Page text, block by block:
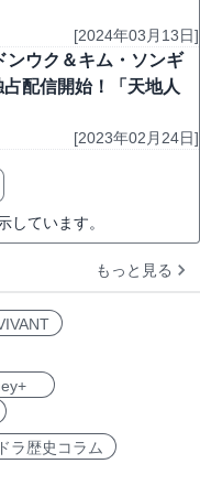
[2024年03月13日]
ンウク＆キム・ソンギ
配信開始！「天地人
[2023年02月24日]
しています。
もっと見る
ラ歴史コラム